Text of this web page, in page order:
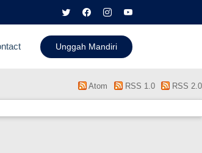
Unggah Mandiri
Atom RSS 1.0 RSS 2.0